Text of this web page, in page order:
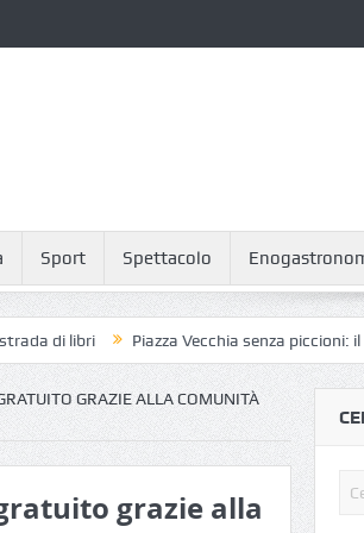
Sport Spettacolo
libri Piazza Vecchia senza piccioni: il piano
GRAZIE ALLA COMUNITÀ
grazie alla